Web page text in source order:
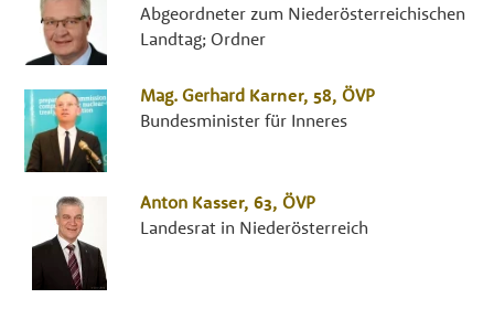
Abgeordneter zum Niederösterreichischen
Landtag; Ordner
Mag. Gerhard Karner, 58, ÖVP
Bundesminister für Inneres
Anton Kasser, 63, ÖVP
Landesrat in Niederösterreich